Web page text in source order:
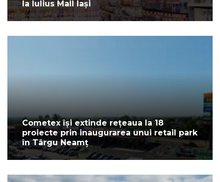
la Iulius Mall Iași
Cometex își extinde rețeaua la 18
proiecte prin inaugurarea unui retail park
în Târgu Neamț